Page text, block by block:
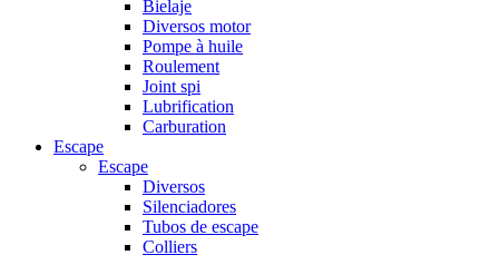
Bielaje
Diversos motor
Pompe à huile
Roulement
Joint spi
Lubrification
Carburation
Escape
Escape
Diversos
Silenciadores
Tubos de escape
Colliers